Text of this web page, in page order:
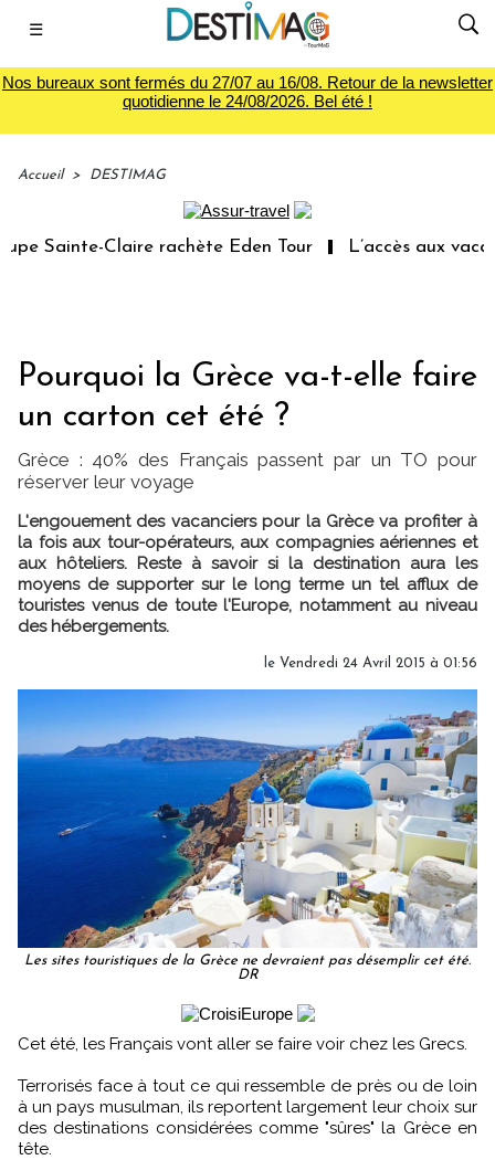
☰
Nos bureaux sont fermés du 27/07 au 16/08. Retour de la newsletter
quotidienne le 24/08/2026. Bel été !
Accueil > DESTIMAG
Sainte-Claire rachète Eden Tour L’accès aux
Pourquoi la Grèce va-t-elle faire
un carton cet été ?
Grèce : 40% des Français passent par un TO pour
réserver leur voyage
L'engouement des vacanciers pour la Grèce va profiter à
la fois aux tour-opérateurs, aux compagnies aériennes et
aux hôteliers. Reste à savoir si la destination aura les
moyens de supporter sur le long terme un tel afflux de
touristes venus de toute l'Europe, notamment au niveau
des hébergements.
le Vendredi 24 Avril 2015 à 01:56
Les sites touristiques de la Grèce ne devraient pas désemplir cet été.
DR
Cet été, les Français vont aller se faire voir chez les Grecs.
Terrorisés face à tout ce qui ressemble de près ou de loin
à un pays musulman, ils reportent largement leur choix sur
des destinations considérées comme "sûres" la Grèce en
tête.